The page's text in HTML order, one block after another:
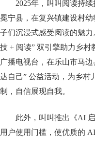
2025年，叫叫阅读持
冕宁县，在复兴镇建设村
子们沉浸式感受阅读的魅
技 + 阅读” 双引擎助力乡
广播电视台，在乐山市马
达自己” 公益活动，为乡村
制，自信展现自我。
此外，叫叫推出《AI
用户使用门槛，使优质的